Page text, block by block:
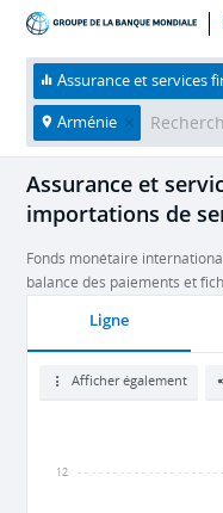
AccueilAssurance et services financiers (% des importations de
Arménie
Assurance et
importations de
Fonds monétaire
balance des paiements et
Ligne
Afficher également
12